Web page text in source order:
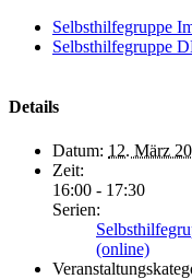
Selbsthilfegruppe
Selbsthilfegruppe
Details
Datum: 12. März
Zeit:
16:00 - 17:30
Serien:
(online)